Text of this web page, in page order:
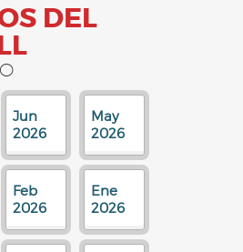
DEL
Jun
2026
May
2026
Feb
2026
Ene
2026